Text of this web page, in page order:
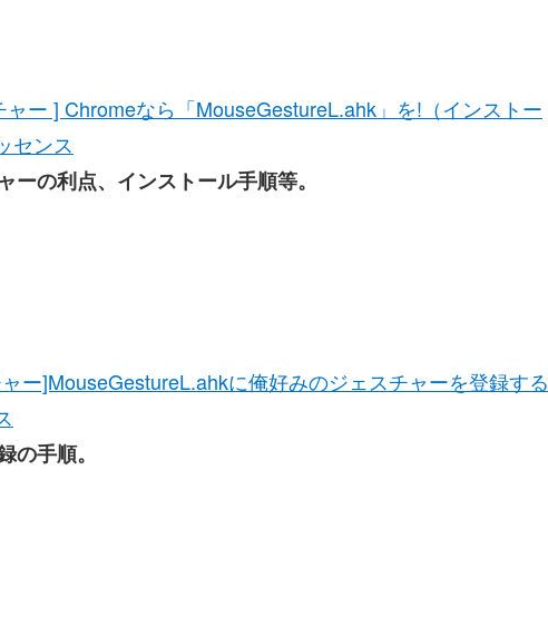
ー ] Chromeなら「MouseGestureL.ahk」を!（インストー
センス
ーの利点、インストール手順等。
ー]MouseGestureL.ahkに俺好みのジェスチャーを登録する
の手順。